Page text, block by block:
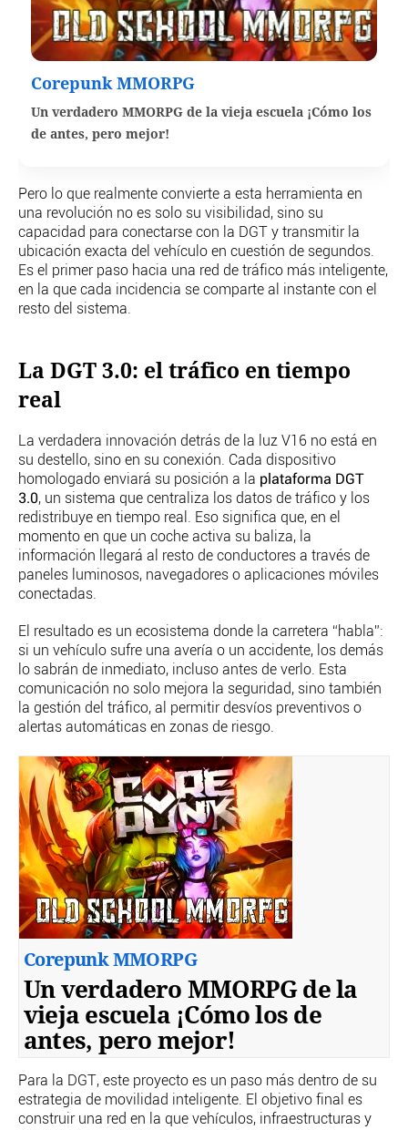
Corepunk MMORPG
Un verdadero MMORPG de la vieja escuela ¡Cómo los
de antes, pero mejor!
Pero lo que realmente convierte a esta herramienta en
una revolución no es solo su visibilidad, sino su
capacidad para conectarse con la DGT y transmitir la
ubicación exacta del vehículo en cuestión de segundos.
Es el primer paso hacia una red de tráfico más inteligente,
en la que cada incidencia se comparte al instante con el
resto del sistema.
La DGT 3.0: el tráfico en tiempo
real
La verdadera innovación detrás de la luz V16 no está en
su destello, sino en su conexión. Cada dispositivo
homologado enviará su posición a la plataforma DGT
3.0, un sistema que centraliza los datos de tráfico y los
redistribuye en tiempo real. Eso significa que, en el
momento en que un coche activa su baliza, la
información llegará al resto de conductores a través de
paneles luminosos, navegadores o aplicaciones móviles
conectadas.
El resultado es un ecosistema donde la carretera “habla”:
si un vehículo sufre una avería o un accidente, los demás
lo sabrán de inmediato, incluso antes de verlo. Esta
comunicación no solo mejora la seguridad, sino también
la gestión del tráfico, al permitir desvíos preventivos o
alertas automáticas en zonas de riesgo.
Corepunk MMORPG
Un verdadero MMORPG de la
vieja escuela ¡Cómo los de
antes, pero mejor!
Para la DGT, este proyecto es un paso más dentro de su
estrategia de movilidad inteligente. El objetivo final es
construir una red en la que vehículos, infraestructuras y